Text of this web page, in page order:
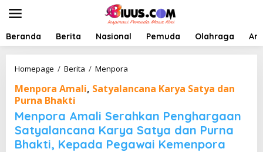
t
Beranda Berita Nasional Pemuda Olahraga
Homepage / Berita / Menpora
n
r
a
A
Menpora Amali, Satyalancana Karya Satya dan
Purna Bhakti
Menpora Amali Serahkan Penghargaan
Satyalancana Karya Satya dan Purna
Bhakti, Kepada Pegawai Kemenpora